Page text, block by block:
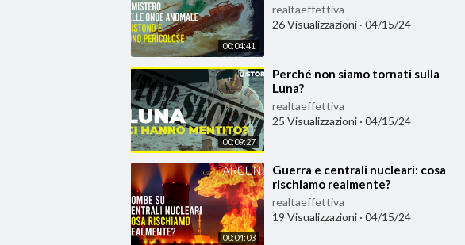
00:04:41
realtaeffettiva
26 Visualizzazioni · 04/15/24
00:09:27
⁣Perché non siamo tornati sulla
Luna?
realtaeffettiva
25 Visualizzazioni · 04/15/24
00:04:03
⁣Guerra e centrali nucleari: cosa
rischiamo realmente?
realtaeffettiva
19 Visualizzazioni · 04/15/24